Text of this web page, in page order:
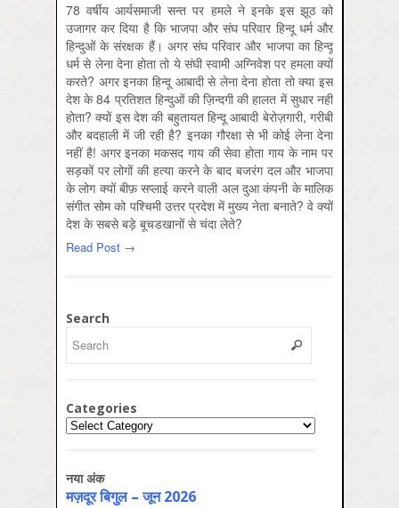
78 वर्षीय आर्यसमाजी सन्‍त पर हमले ने इनके इस झूठ को
उजागर कर दिया है कि भाजपा और संघ परिवार हिन्दू धर्म और
हिन्दुओं के संरक्षक हैं। अगर संघ परिवार और भाजपा का हिन्दू
धर्म से लेना देना होता तो ये संघी स्वामी अग्निवेश पर हमला क्यों
करते? अगर इनका हिन्दू आबादी से लेना देना होता तो क्या इस
देश के 84 प्रतिशत हिन्दुओं की ज़िन्दगी की हालत में सुधार नहीं
होता? क्यों इस देश की बहुतायत हिन्दू आबादी बेरोज़गारी, गरीबी
और बदहाली में जी रही है? इनका गौरक्षा से भी कोई लेना देना
नहीं है! अगर इनका मकसद गाय की सेवा होता गाय के नाम पर
सड़कों पर लोगों की हत्या करने के बाद बजरंग दल और भाजपा
के लोग क्यों बीफ़ सप्लाई करने वाली अल दुआ कंपनी के मालिक
संगीत सोम को पश्चिमी उत्तर प्रदेश में मुख्य नेता बनाते? वे क्यों
देश के सबसे बड़े बूचडखानों से चंदा लेते?
Read Post →
Search
Categories
Categories
नया अंक
मज़दूर बिगुल – जून 2026